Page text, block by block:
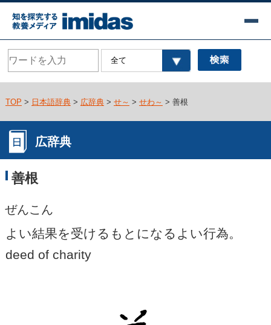
TOP > 日本語辞典> 広辞典> せ～ > せわ～ > 善根
広辞典
善根
ぜんこん
よい結果を受けるもとになるよい行為。
deed of charity